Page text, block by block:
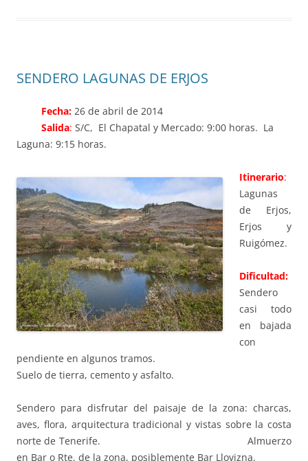
SENDERO LAGUNAS DE ERJOS
Fecha: 26 de abril de 2014
Salida: S/C, El Chapatal y Mercado: 9:00 horas. La
Laguna: 9:15 horas.
Itinerario:
Lagunas
de Erjos,
Erjos y
Ruigómez.
Dificultad:
Sendero
casi todo
en bajada
con
pendiente en algunos tramos.
Suelo de tierra, cemento y asfalto.
Sendero para disfrutar del paisaje de la zona: charcas,
aves, flora, arquitectura tradicional y vistas sobre la costa
norte de Tenerife. Almuerzo
en Bar o Rte. de la zona, posiblemente Bar Llovizna.